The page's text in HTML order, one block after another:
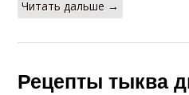
Читать дальше →
Рецепты тыква